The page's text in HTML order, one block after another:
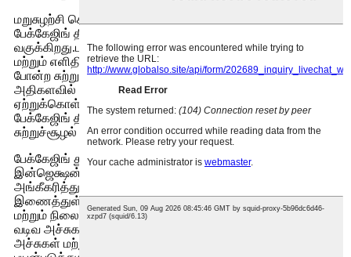
மறுசுழற்சி செய்யப்பட்ட பொருட்களைப் பயன்படுத்தி நிலையான
பேக்கேஜிங் தீர்வுகளுக்கு பிளாஸ்டிக் ஊசி வடிவமைத்தல் வழி
வகுக்கிறது.புதுப்பிக்கத்தக்க வளங்களிலிருந்து பெறப்பட்ட
மற்றும் எளிதில் மறுசுழற்சி செய்யக்கூடிய பயோபிளாஸ்டிக்ஸ்
போன்ற சுற்றுச்சூழலுக்கு உகந்த பொருட்களுக்கு தொழில்
அதிகளவில் திரும்புகிறது.பிளாஸ்டிக் ஊசி வடிவத்தை
ஏற்றுக்கொள்வதன் மூலம், உற்பத்தியாளர்கள் புதுமையான
பேக்கேஜிங் தீர்வுகளை வழங்கும் போது, ​​அவர்களின்
சுற்றுச்சூழல் தாக்கத்தை குறைக்க முடியும்.
பேக்கேஜிங் துறையில் உள்ள நிறுவனங்கள், பிளாஸ்டிக்
இன்ஜெக்ஷன் மோல்டிங்கின் மகத்தான நன்மைகளை
அங்கீகரித்து, அதை தங்கள் உற்பத்தி செயல்முறைகளில்
இணைத்துள்ளன.இந்த நிறுவனங்கள் உயர்தர, செலவு குறைந்த
மற்றும் நிலையான பேக்கேஜிங் தீர்வுகளை தயாரிப்பதற்கு முன்
வடிவ அச்சுகள், PET ப்ரீஃபார்ம் மோல்டுகள், பிளாஸ்டிக் தொப்பி
அச்சுகள் மற்றும் ப்ளோ மோல்டிங் தொழில்நுட்பங்களை